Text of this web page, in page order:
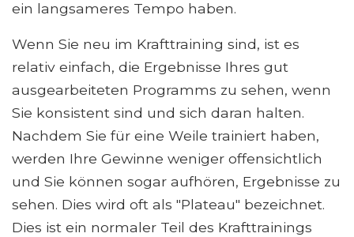
ein langsameres Tempo haben.
Wenn Sie neu im Krafttraining sind, ist es
relativ einfach, die Ergebnisse Ihres gut
ausgearbeiteten Programms zu sehen, wenn
Sie konsistent sind und sich daran halten.
Nachdem Sie für eine Weile trainiert haben,
werden Ihre Gewinne weniger offensichtlich
und Sie können sogar aufhören, Ergebnisse zu
sehen. Dies wird oft als "Plateau" bezeichnet.
Dies ist ein normaler Teil des Krafttrainings